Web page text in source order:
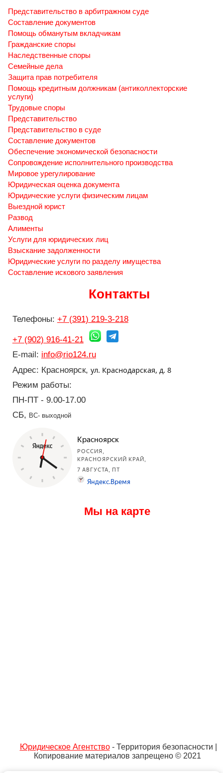
Представительство в арбитражном суде
Составление документов
Помощь обманутым вкладчикам
Гражданские споры
Наследственные споры
Семейные дела
Защита прав потребителя
Помощь кредитным должникам (антиколлекторские
услуги)
Трудовые споры
Представительство
Представительство в суде
Составление документов
Обеспечение экономической безопасности
Сопровождение исполнительного производства
Мировое урегулирование
Юридическая оценка документа
Юридические услуги физическим лицам
Выездной юрист
Развод
Алименты
Услуги для юридических лиц
Взыскание задолженности
Юридические услуги по разделу имущества
Составление искового заявления
Контакты
Телефоны: +7 (391) 219-3-218
+7 (902) 916-41-21
E-mail: info@rio124.ru
Адрес: Красноярск, ул. Краснодарская, д. 8
Режим работы:
ПН-ПТ - 9.00-17.00
СБ, ВС- выходной
Мы на карте
Юридическое Агентство- Территория безопасности |
Копирование материалов запрещено © 2021